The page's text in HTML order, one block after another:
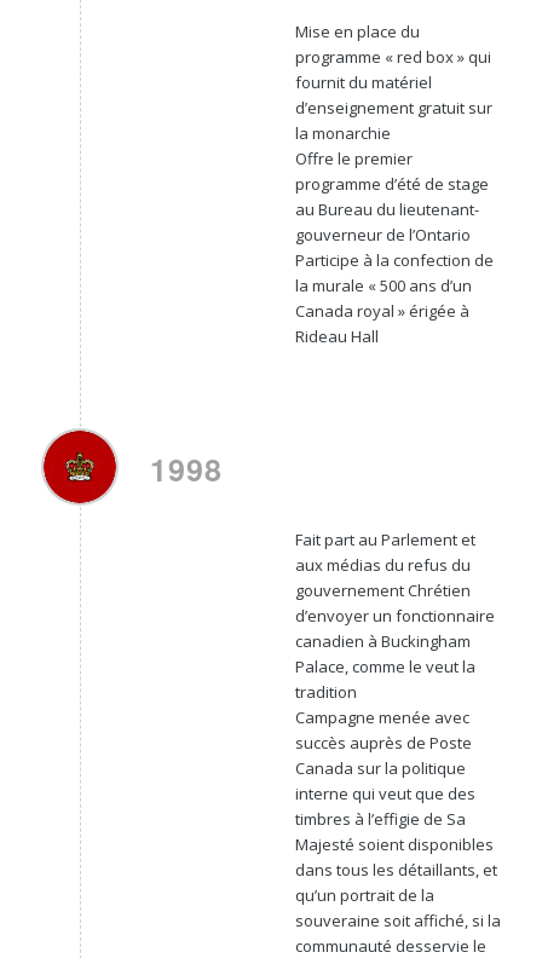
Mise en place du
programme « red box » qui
fournit du matériel
d’enseignement gratuit sur
la monarchie
Offre le premier
programme d’été de stage
au Bureau du lieutenant-
gouverneur de l’Ontario
Participe à la confection de
la murale « 500 ans d’un
Canada royal » érigée à
Rideau Hall
1998
Fait part au Parlement et
aux médias du refus du
gouvernement Chrétien
d’envoyer un fonctionnaire
canadien à Buckingham
Palace, comme le veut la
tradition
Campagne menée avec
succès auprès de Poste
Canada sur la politique
interne qui veut que des
timbres à l’effigie de Sa
Majesté soient disponibles
dans tous les détaillants, et
qu’un portrait de la
souveraine soit affiché, si la
communauté desservie le